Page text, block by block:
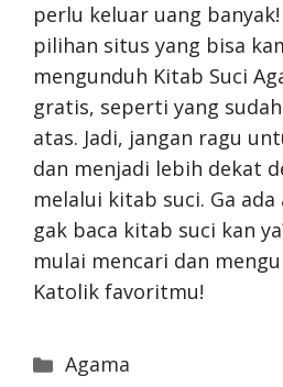
perlu keluar uang
pilihan situs yang bisa
mengunduh Kitab Suci
gratis, seperti yang
atas. Jadi, jangan ragu
dan menjadi lebih dekat
melalui kitab suci. Ga
gak baca kitab suci kan
mulai mencari dan
Katolik favoritmu!
Categories
Agama